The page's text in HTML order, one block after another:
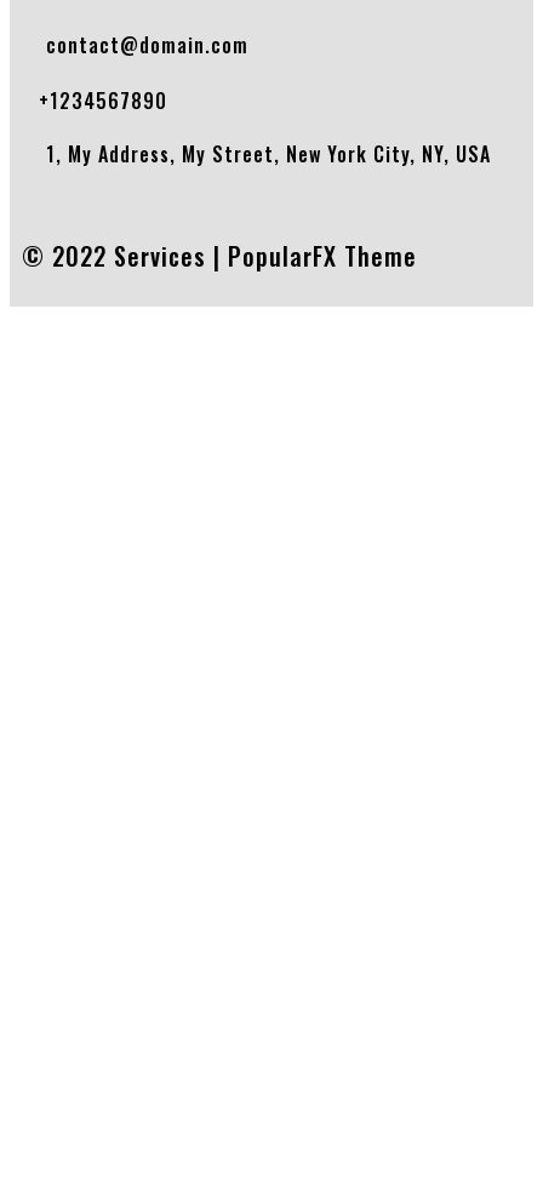
contact@domain.com
+1234567890
1, My Address, My Street, New York City, NY, USA
© 2022 Services | PopularFX Theme